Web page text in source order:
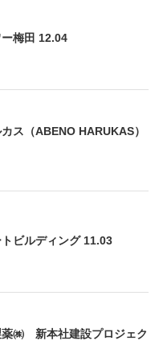
梅田 12.04
ス（ABENO HARUKAS）
ビルディング 11.03
薬㈱ 新本社建設プロジェク